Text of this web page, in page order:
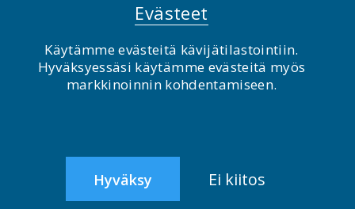
© BirdLife Suomi ry 2026
Evästeet
Käytämme evästeitä kävijätilastointiin.
Hyväksyessäsi käytämme evästeitä myös
markkinoinnin kohdentamiseen.
Hyväksy Ei kiitos